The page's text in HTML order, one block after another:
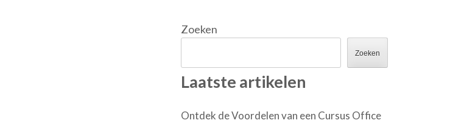
Zoeken
Zoeken
Laatste artikelen
Ontdek de Voordelen van een Cursus Office